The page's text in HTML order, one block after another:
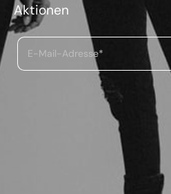
Aktionen
E-Mail-Adresse*